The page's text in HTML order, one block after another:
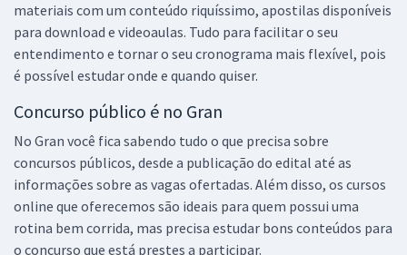
materiais com um conteúdo riquíssimo, apostilas disponíveis
para download e videoaulas. Tudo para facilitar o seu
entendimento e tornar o seu cronograma mais flexível, pois
é possível estudar onde e quando quiser.
Concurso público é no Gran
No Gran você fica sabendo tudo o que precisa sobre
concursos públicos, desde a publicação do edital até as
informações sobre as vagas ofertadas. Além disso, os cursos
online que oferecemos são ideais para quem possui uma
rotina bem corrida, mas precisa estudar bons conteúdos para
o concurso que está prestes a participar.